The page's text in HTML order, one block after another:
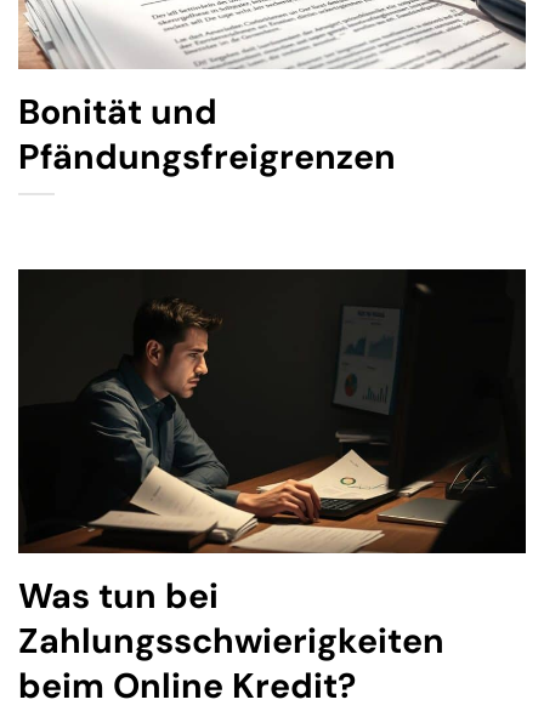
Bonität und
Pfändungsfreigrenzen
Was tun bei
Zahlungsschwierigkeiten
beim Online Kredit?